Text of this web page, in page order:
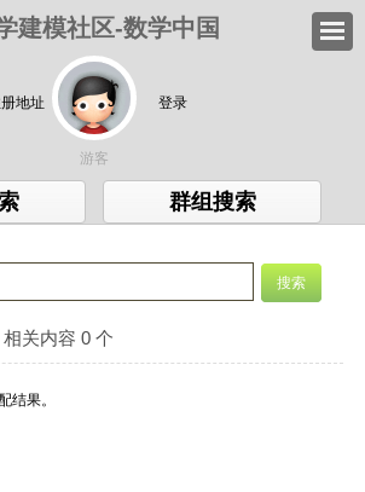
建模社区-数学中国
地址 登录
游客
群组搜索
相关内容 0 个
结果。